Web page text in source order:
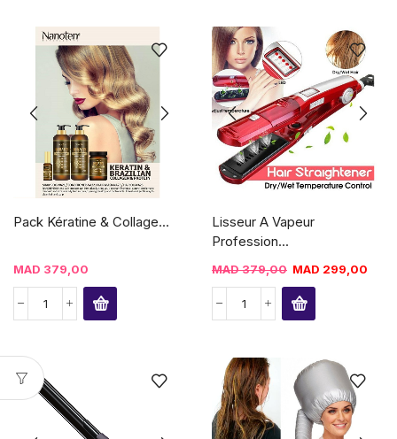
Pack Kératine & Collage...
MAD 379,00
Lisseur A Vapeur
Profession...
MAD379,00 MAD 299,00